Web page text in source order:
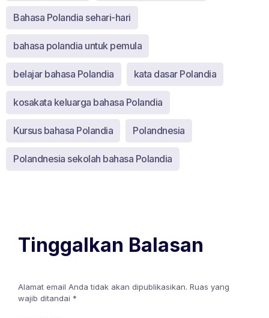
Bahasa Polandia sehari-hari
bahasa polandia untuk pemula
belajar bahasa Polandia kata dasar Polandia
kosakata keluarga bahasa Polandia
Kursus bahasa Polandia Polandnesia
Polandnesia sekolah bahasa Polandia
Tinggalkan Balasan
Alamat email Anda tidak akan dipublikasikan. Ruas yang
wajib ditandai *